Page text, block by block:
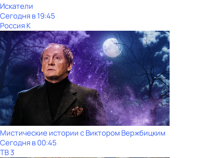
Искатели
Сегодня в 19:45
Россия К
Мистические истории с Виктoром Bержбицким
Сегодня в 00:45
ТВ 3